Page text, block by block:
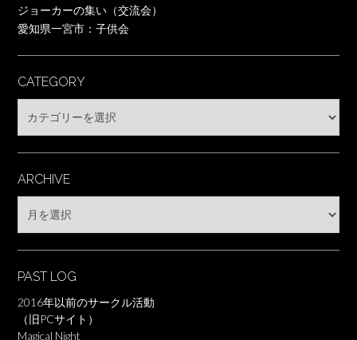
ジョーカーの集い（交流会）
愛知県一宮市：子供会
CATEGORY
ARCHIVE
PAST LOG
2016年以前のサークル活動
（旧PCサイト）
Magical Night